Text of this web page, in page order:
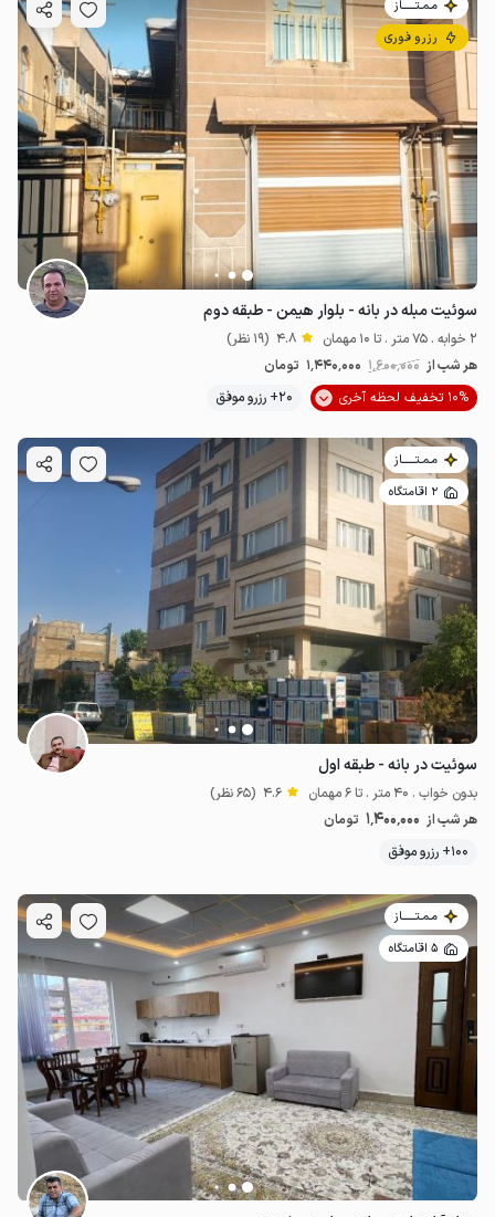
4میلیون ت 4.5
مـمـتــــــاز
رزرو فوری
سوئیت مبله در بانه - بلوار هیمن - طبقه دوم
2 خوابه . 75 متر . تا 10 مهمان 4.8 (19 نظر)
هر شب از 1٬600٬000 1٬440٬000 تومان
10% تخفیف لحظه آخری
20+ رزرو موفق
مـمـتــــــاز
2 اقامتگاه
سوئیت در بانه - طبقه اول
بدون خواب . 40 متر . تا 6 مهمان 4.6 (65 نظر)
هر شب از 1٬400٬000 تومان
100+ رزرو موفق
مـمـتــــــاز
5 اقامتگاه